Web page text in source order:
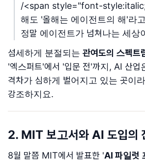
/<span style="font-
해도 '올해는 에이전트의 해'라
정말 에이전트가 넘쳐나는 세상
섬세하게 분절되는 관여도의 스펙트
'엑스퍼트'에서 '입문 전'까지, AI 산업
격차가 심하게 벌어지고 있는 곳이
강조하지요.
2. MIT 보고서와 AI 도입의
8월 말쯤 MIT에서 발표한 'AI 파일럿